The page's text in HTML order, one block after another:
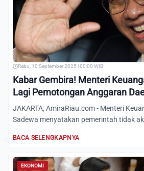
Rabu, 10 September 2025 | 00:00 WIB
Kabar Gembira! Menteri
Lagi Pemotongan Anggaran
JAKARTA, AmiraRiau.com - Menteri
Sadewa menyatakan pemerintah tidak
BACA SELENGKAPNYA
EKONOMI